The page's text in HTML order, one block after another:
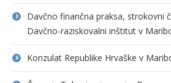
Davčno finančna praksa, strokovni
Davčno-raziskovalni inštitut v
Konzulat Republike Hrvaške v